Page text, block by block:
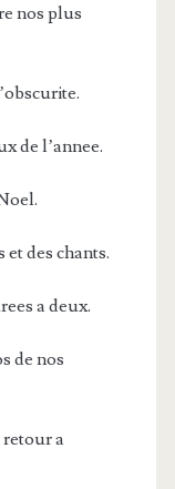
nos plus
de l’annee.
et des chants.
a deux.
de nos
a